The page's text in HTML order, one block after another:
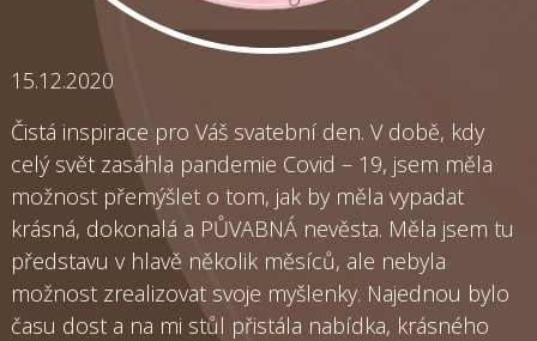
15.12.2020
Čistá inspirace pro Váš svatební den. V době, kdy
celý svět zasáhla pandemie Covid – 19, jsem měla
možnost přemýšlet o tom, jak by měla vypadat
krásná, dokonalá a PŮVABNÁ nevěsta. Měla jsem tu
představu v hlavě několik měsíců, ale nebyla
možnost zrealizovat svoje myšlenky. Najednou bylo
času dost a na mi stůl přistála nabídka, krásného